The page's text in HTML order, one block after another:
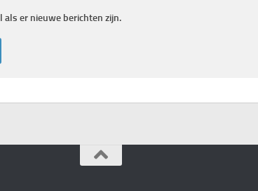
als er nieuwe berichten zijn.